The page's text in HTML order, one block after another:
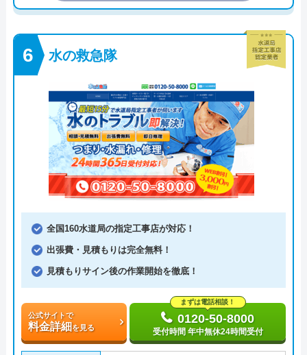
水の救急隊
全国160水道局の指定工事店が対応！
出張費・見積もりは完全無料！
見積もりサイン後の作業開始を徹底！
公式サイトで
料金詳細を見る
まずは電話相談！
0120-50-8000
受付時間 年中無休24時間受付